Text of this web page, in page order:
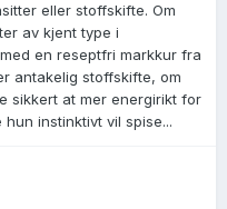
eller stoffskifte. Om
av kjent type i
en reseptfri markkur fra
antakelig stoffskifte, om
sikkert at mer energirikt for
instinktivt vil spise...